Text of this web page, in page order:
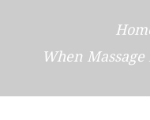
When